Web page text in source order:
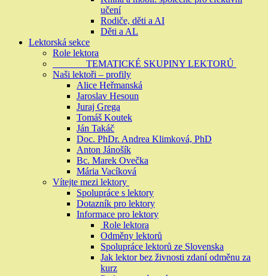
učení
Rodiče, děti a AI
Děti a AL
Lektorská sekce
Role lektora
TEMATICKÉ SKUPINY LEKTORŮ
Naši lektoři – profily
Alice Heřmanská
Jaroslav Hesoun
Juraj Grega
Tomáš Koutek
Ján Takáč
Doc. PhDr. Andrea Klimková, PhD
Anton Jánošík
Bc. Marek Ovečka
Mária Vacíková
Vítejte mezi lektory
Spolupráce s lektory
Dotazník pro lektory
Informace pro lektory
Role lektora
Odměny lektorů
Spolupráce lektorů ze Slovenska
Jak lektor bez živnosti zdaní odměnu za
kurz